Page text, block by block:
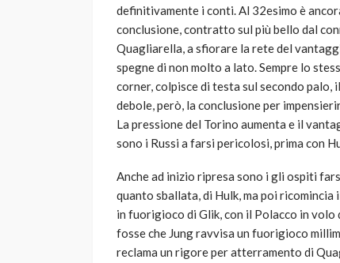
definitivamente i conti. Al 32esimo è
conclusione, contratto sul più bello dal
Quagliarella, a sfiorare la rete del
spegne di non molto a lato. Sempre lo
corner, colpisce di testa sul secondo
debole, però, la conclusione per
La pressione del Torino aumenta e il
sono i Russi a farsi pericolosi, prima con
Anche ad inizio ripresa sono i gli ospiti
quanto sballata, di Hulk, ma poi ricomincia
in fuorigioco di Glik, con il Polacco in volo
fosse che Jung ravvisa un fuorigioco
reclama un rigore per atterramento di